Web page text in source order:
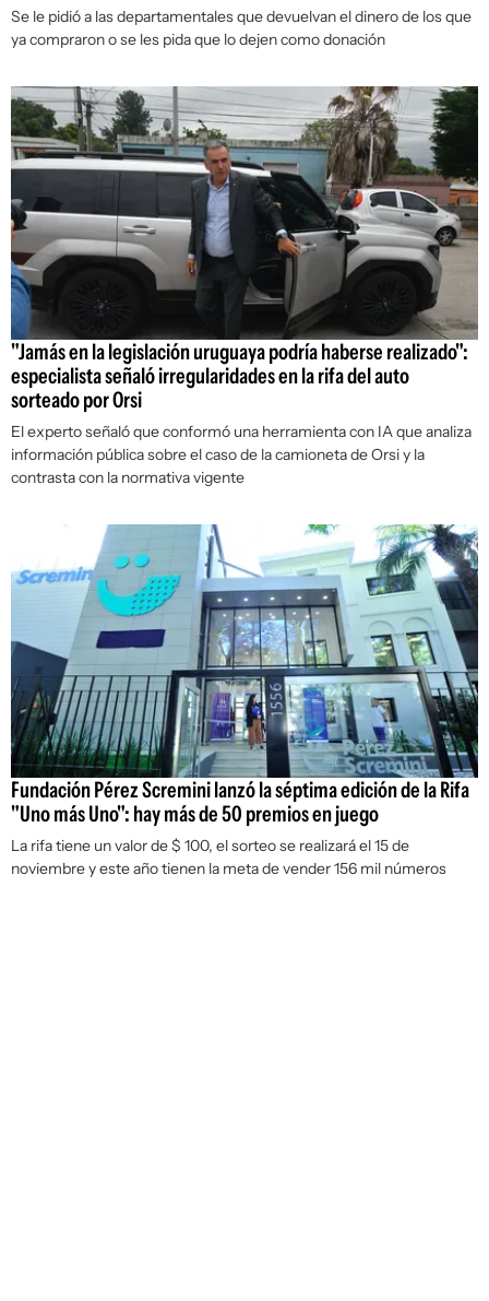
Se le pidió a las departamentales que devuelvan el dinero de los que
ya compraron o se les pida que lo dejen como donación
"Jamás en la legislación uruguaya podría haberse realizado":
especialista señaló irregularidades en la rifa del auto
sorteado por Orsi
El experto señaló que conformó una herramienta con IA que analiza
información pública sobre el caso de la camioneta de Orsi y la
contrasta con la normativa vigente
Fundación Pérez Scremini lanzó la séptima edición de la Rifa
"Uno más Uno": hay más de 50 premios en juego
La rifa tiene un valor de $ 100, el sorteo se realizará el 15 de
noviembre y este año tienen la meta de vender 156 mil números